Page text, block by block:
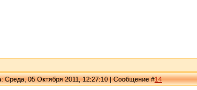
Среда, 05 Октября 2011, 12:27:10 | Сообщение #14